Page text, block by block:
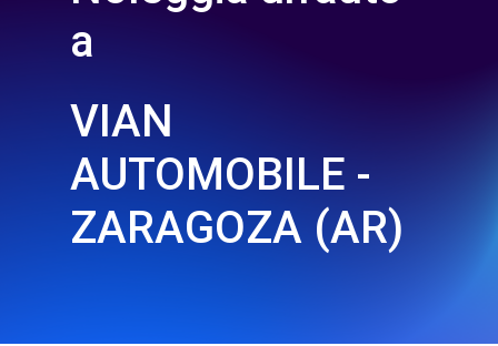
a
VIAN
AUTOMOBILE -
ZARAGOZA (AR)